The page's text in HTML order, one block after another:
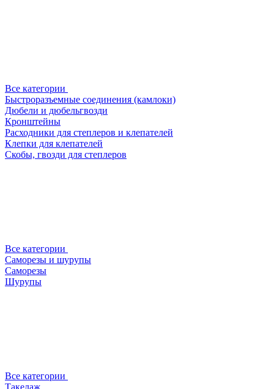
Все категории
Быстроразъемные соединения (камлоки)
Дюбели и дюбельгвозди
Кронштейны
Расходники для степлеров и клепателей
Клепки для клепателей
Скобы, гвозди для степлеров
Все категории
Саморезы и шурупы
Саморезы
Шурупы
Все категории
Такелаж